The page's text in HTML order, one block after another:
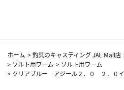
ホーム >釣具のキャスティング JAL Mall店
> ソルト用ワーム > ソルト用ワーム
> クリアブルー アジール２．０ ２．０